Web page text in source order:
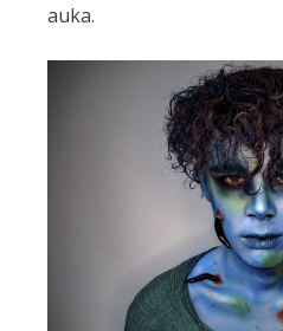
auka.